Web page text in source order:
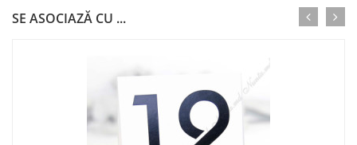
SE ASOCIAZĂ CU ...